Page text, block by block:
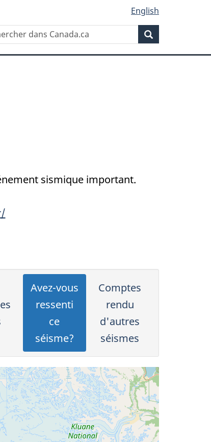
English
sismique important.
Avez-vous
ressenti
ce
séisme?
Comptes
rendu
d'autres
séismes